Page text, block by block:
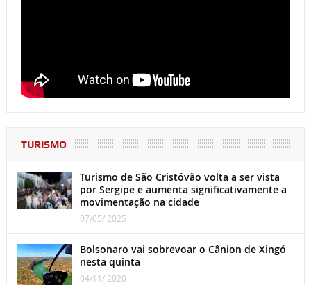
TURISMO
Turismo de São Cristóvão volta a ser vista
por Sergipe e aumenta significativamente a
movimentação na cidade
07/05/ 2025
Bolsonaro vai sobrevoar o Cânion de Xingó
nesta quinta
04/11/ 2020